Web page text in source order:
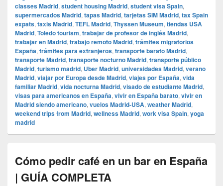
classes Madrid, student housing Madrid, student visa Spain,
supermercados Madrid, tapas Madrid, tarjetas SIM Madrid, tax Spain
expats, taxis Madrid, TEFL Madrid, Thyssen Museum, tiendas USA
Madrid, Toledo tourism, trabajar de profesor de inglés Madrid,
trabajar en Madrid, trabajo remoto Madrid, trámites migratorios
España, trámites para extranjeros, transporte barato Madrid,
transporte Madrid, transporte nocturno Madrid, transporte público
Madrid, turismo madrid, Uber Madrid, universidades Madrid, verano
Madrid, viajar por Europa desde Madrid, viajes por España, vida
familiar Madrid, vida nocturna Madrid, visado de estudiante Madrid,
visas para americanos en España, vivir en España barato, vivir en
Madrid siendo americano, vuelos Madrid-USA, weather Madrid,
weekend trips from Madrid, wellness Madrid, work visa Spain, yoga
madrid
Cómo pedir café en un bar en España
| GUÍA COMPLETA